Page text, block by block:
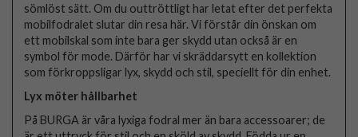
sömlöst sätt. Om du outtröttligt har letat efter det perfekta
mobilfodralet slutar din resa här. Vi förstår din önskan om
ett mobilskal som inte bara ger skydd utan också är en
symbol för mode. Därför har vi skräddarsytt en kollektion
som förkroppsligar lyx, skydd och stil, speciellt för din enhet.
Lyx möter hållbarhet
På BURGA är våra lyxiga fodral mer än bara accessoarer; de